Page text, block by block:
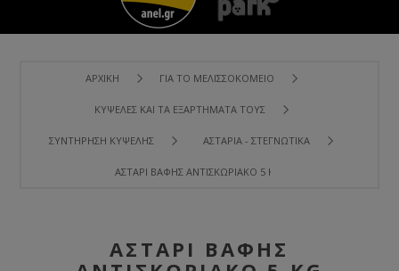
ΑΡΧΙΚΉ ΓΙΑ ΤΟ ΜΕΛΙΣΣΟΚΟΜΕΊΟ
ΚΥΨΈΛΕΣ ΚΑΙ ΤΑ ΕΞΑΡΤΉΜΑΤΑ ΤΟΥΣ
ΣΥΝΤΉΡΗΣΗ ΚΥΨΈΛΗΣ ΑΣΤΆΡΙΑ - ΣΤΕΓΝΩΤΙΚΆ
ΑΣΤΆΡΙ ΒΑΦΉΣ ΑΝΤΙΣΚΩΡΙΑΚΌ 5 KG
ΑΣΤΆΡΙ ΒΑΦΉΣ